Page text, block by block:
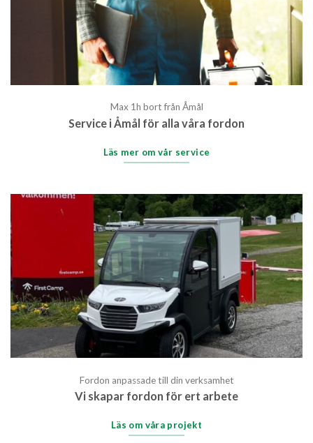
Max 1h bort från Åmål
Service i Åmål för alla våra fordon
Läs mer om vår service
Fordon anpassade till din verksamhet
Vi skapar fordon för ert arbete
Läs om våra projekt